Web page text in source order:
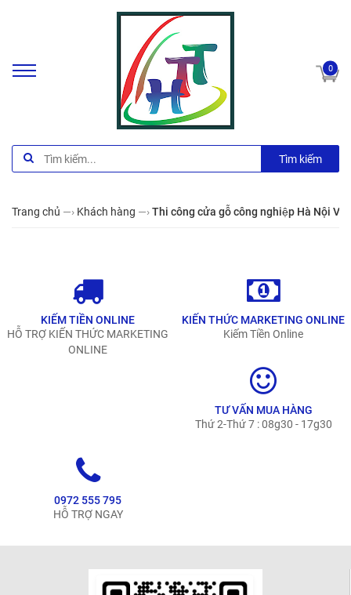
0
Tìm kiếm
Trang chủ —› Khách hàng —›Thi công cửa gỗ công nghiệp Hà Nội
KIẾM TIỀN ONLINE
HỖ TRỢ KIẾN THỨC MARKETING
ONLINE
KIẾN THỨC MARKETING ONLINE
Kiếm Tiền Online
TƯ VẤN MUA HÀNG
Thứ 2-Thứ 7 : 08g30 - 17g30
0972 555 795
HỖ TRỢ NGAY